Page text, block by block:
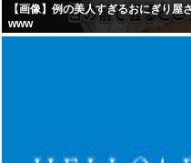
【画像】例の美人すぎるおにぎり
www